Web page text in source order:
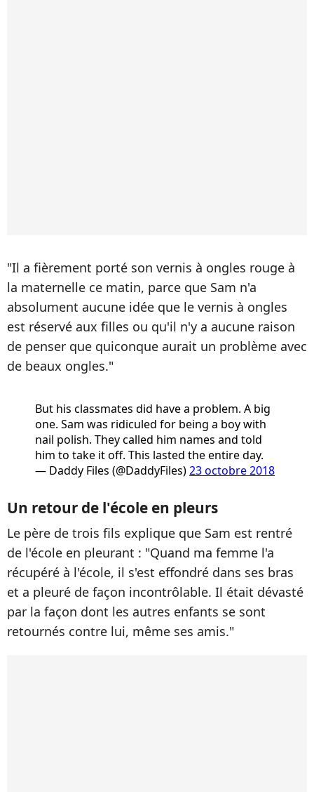
"Il a fièrement porté son vernis à ongles rouge à
la maternelle ce matin, parce que Sam n'a
absolument aucune idée que le vernis à ongles
est réservé aux filles ou qu'il n'y a aucune raison
de penser que quiconque aurait un problème avec
de beaux ongles."
But his classmates did have a problem. A big
one. Sam was ridiculed for being a boy with
nail polish. They called him names and told
him to take it off. This lasted the entire day.
— Daddy Files (@DaddyFiles)23 octobre 2018
Un retour de l'école en pleurs
Le père de trois fils explique que Sam est rentré
de l'école en pleurant : "Quand ma femme l'a
récupéré à l'école, il s'est effondré dans ses bras
et a pleuré de façon incontrôlable. Il était dévasté
par la façon dont les autres enfants se sont
retournés contre lui, même ses amis."